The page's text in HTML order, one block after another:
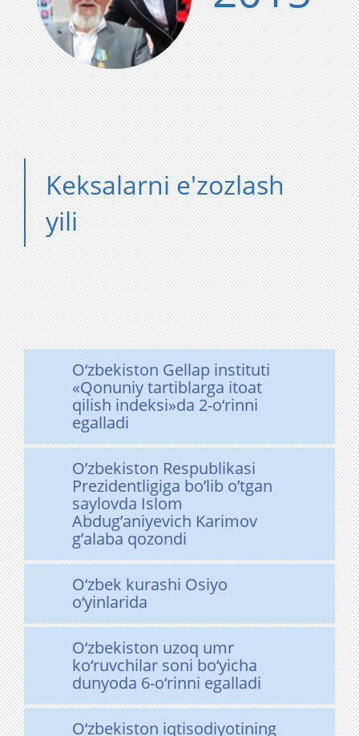
Keksalarni e'zozlash
yili
O‘zbekiston Gellap instituti
«Qonuniy tartiblarga itoat
qilish indeksi»da 2-o‘rinni
egalladi
O’zbekiston Respublikasi
Prezidentligiga bo’lib o’tgan
saylovda Islom
Abdug’aniyevich Karimov
g’alaba qozondi
O‘zbek kurashi Osiyo
o‘yinlarida
O‘zbekiston uzoq umr
ko‘ruvchilar soni bo‘yicha
dunyoda 6-o‘rinni egalladi
O‘zbekiston iqtisodiyotining